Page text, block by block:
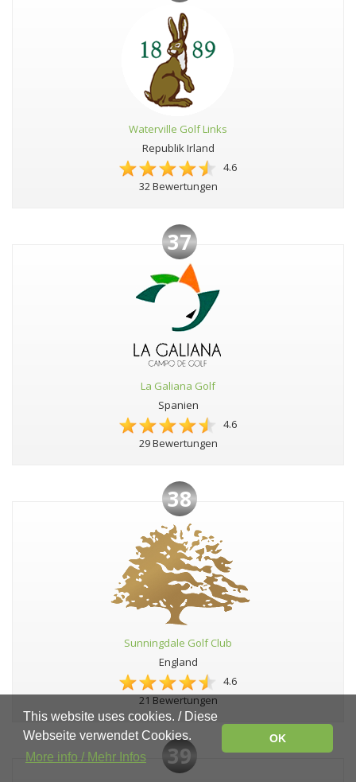
Waterville Golf Links
Republik Irland
4.6
32 Bewertungen
37
La Galiana Golf
Spanien
4.6
29 Bewertungen
38
Sunningdale Golf Club
England
4.6
21 Bewertungen
39
This website uses cookies. / Diese
Webseite verwendet Cookies.
More info / Mehr Infos
OK